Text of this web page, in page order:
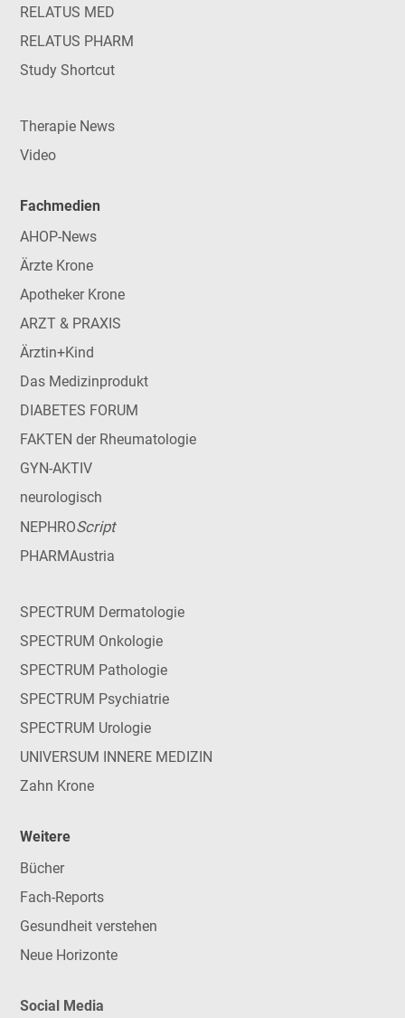
RELATUS MED
RELATUS PHARM
Study Shortcut
Therapie News
Video
Fachmedien
AHOP-News
Ärzte Krone
Apotheker Krone
ARZT & PRAXIS
Ärztin+Kind
Das Medizinprodukt
DIABETES FORUM
FAKTEN der Rheumatologie
GYN-AKTIV
neurologisch
NEPHROScript
PHARMAustria
SPECTRUM Dermatologie
SPECTRUM Onkologie
SPECTRUM Pathologie
SPECTRUM Psychiatrie
SPECTRUM Urologie
UNIVERSUM INNERE MEDIZIN
Zahn Krone
Weitere
Bücher
Fach-Reports
Gesundheit verstehen
Neue Horizonte
Social Media